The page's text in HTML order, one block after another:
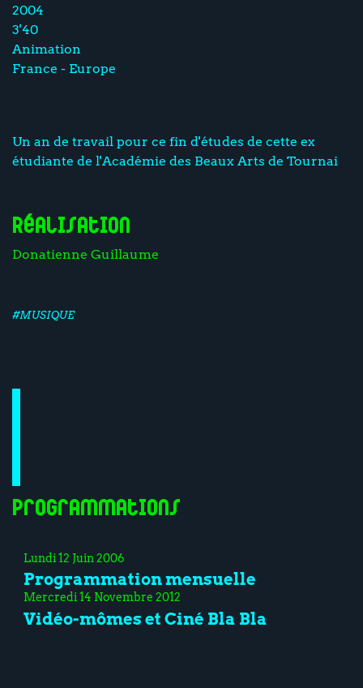
2004
3'40
Animation
France - Europe
Un an de travail pour ce fin d'études de cette ex
étudiante de l'Académie des Beaux Arts de Tournai
Réalisation
Donatienne Guillaume
#MUSIQUE
Programmations
Lundi 12 Juin 2006
Programmation mensuelle
Mercredi 14 Novembre 2012
Vidéo-mômes et Ciné Bla Bla